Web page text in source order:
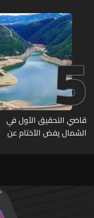
مزروعة بالماريجوانا
5
قاضي التحقيق الأول في
الشمال يفض الأختام عن